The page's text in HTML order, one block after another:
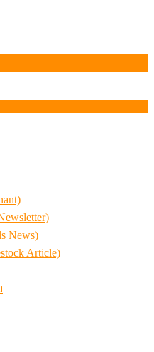
News)
Article)